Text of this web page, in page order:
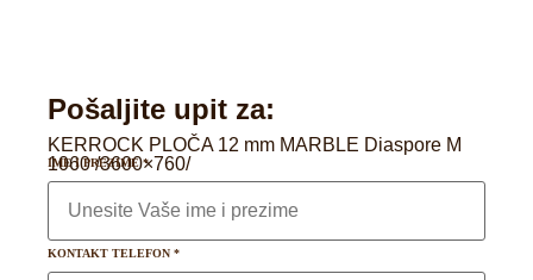
Pošaljite upit za:
KERROCK PLOČA 12 mm MARBLE Diaspore M
1060 /3600×760/
IME I PREZIME*
KONTAKT TELEFON *